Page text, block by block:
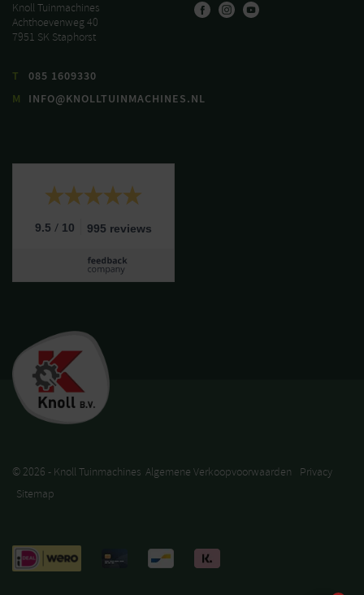
Knoll Tuinmachines
Achthoevenweg 40
7951 SK Staphorst
T
085 1609330
M
INFO@KNOLLTUINMACHINES.NL
9.5 / 10 995 reviews
© 2026 - Knoll Tuinmachines Algemene Verkoopvoorwaarden
Privacy
Sitemap